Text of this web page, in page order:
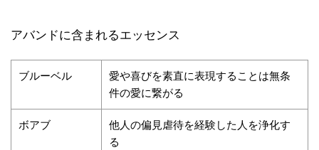
アバンドに含まれるエッセンス
ブルーベル
愛や喜びを素直に表現することは無条
件の愛に繋がる
ボアブ
他人の偏見虐待を経験した人を浄化す
る